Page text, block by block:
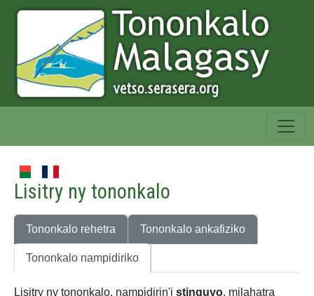
Lisitry ny tononkalo
Tononkalo rehetra Tononkalo ankafiziko
Tononkalo nampidiriko
Lisitry ny tononkalo, nampidirin'i stinguyo, milahatra